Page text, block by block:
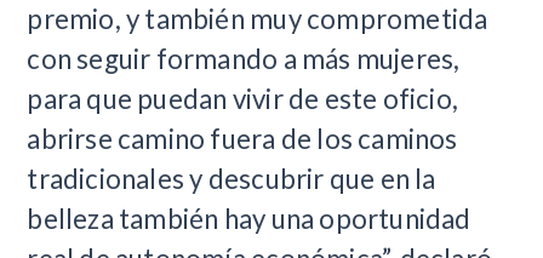
premio, y también muy comprometida
con seguir formando a más mujeres,
para que puedan vivir de este oficio,
abrirse camino fuera de los caminos
tradicionales y descubrir que en la
belleza también hay una oportunidad